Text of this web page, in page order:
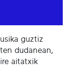
guztiz
dudanean,
aitatxik